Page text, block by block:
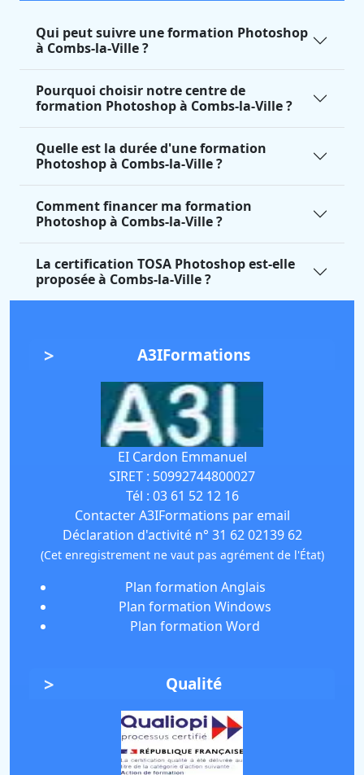
Qui peut suivre une formation Photoshop
à Combs-la-Ville ?
Pourquoi choisir notre centre de
formation Photoshop à Combs-la-Ville ?
Quelle est la durée d'une formation
Photoshop à Combs-la-Ville ?
Comment financer ma formation
Photoshop à Combs-la-Ville ?
La certification TOSA Photoshop est-elle
proposée à Combs-la-Ville ?
A3IFormations
EI Cardon Emmanuel
SIRET : 50992744800027
Tél : 03 61 52 12 16
Contacter A3IFormations par email
Déclaration d'activité n° 31 62 02139 62
(Cet enregistrement ne vaut pas agrément de l'État)
Plan formation Anglais
Plan formation Windows
Plan formation Word
Qualité